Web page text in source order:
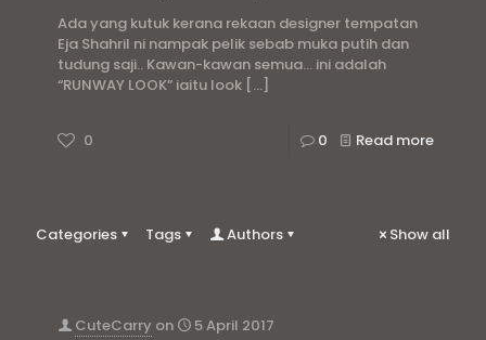
Ada yang kutuk kerana rekaan designer tempatan
Eja Shahril ni nampak pelik sebab muka putih dan
tudung saji.. Kawan-kawan semua… ini adalah
“RUNWAY LOOK” iaitu look […]
0 0 Read more
Categories Tags Authors Show all
CuteCarry on 5 April 2017